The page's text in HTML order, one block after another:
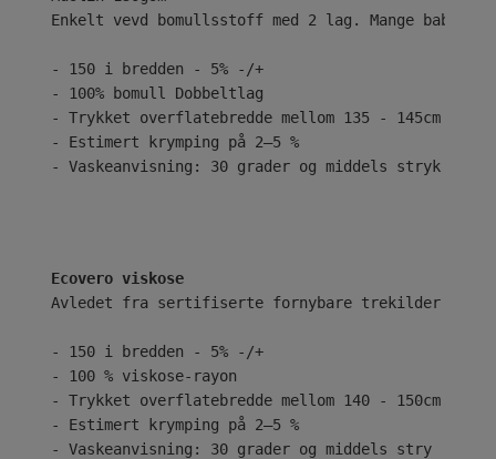
Enkelt vevd bomullsstoff med 2 lag. Mange
- 150 i bredden - 5% -/+
- 100% bomull Dobbeltlag
- Trykket overflatebredde mellom 135 - 145cm
- Estimert krymping på 2–5 %
- Vaskeanvisning: 30 grader og middels stryk
Ecovero viskose
Avledet fra sertifiserte fornybare trekilder ved
- 150 i bredden - 5% -/+
- 100 % viskose-rayon
- Trykket overflatebredde mellom 140 - 150cm
- Estimert krymping på 2–5 %
- Vaskeanvisning: 30 grader og middels stry